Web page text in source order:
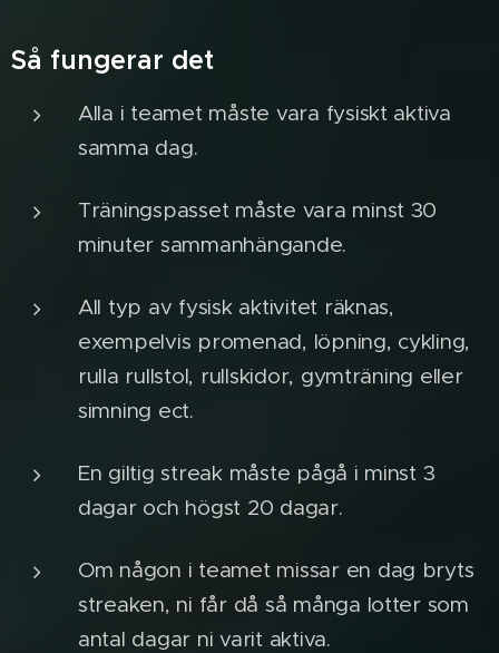
Så fungerar det
Alla i teamet måste vara fysiskt aktiva
samma dag.
Träningspasset måste vara minst 30
minuter sammanhängande.
All typ av fysisk aktivitet räknas,
exempelvis promenad, löpning, cykling,
rulla rullstol, rullskidor, gymträning eller
simning ect.
En giltig streak måste pågå i minst 3
dagar och högst 20 dagar.
Om någon i teamet missar en dag bryts
streaken, ni får då så många lotter som
antal dagar ni varit aktiva.